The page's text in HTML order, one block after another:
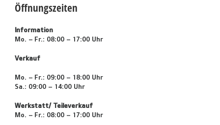
Öffnungszeiten
Information
Mo. – Fr.: 08:00 – 17:00 Uhr
Verkauf
Mo. – Fr.: 09:00 – 18:00 Uhr
Sa.: 09:00 – 14:00 Uhr
Werkstatt/ Teileverkauf
Mo. – Fr.: 08:00 – 17:00 Uhr